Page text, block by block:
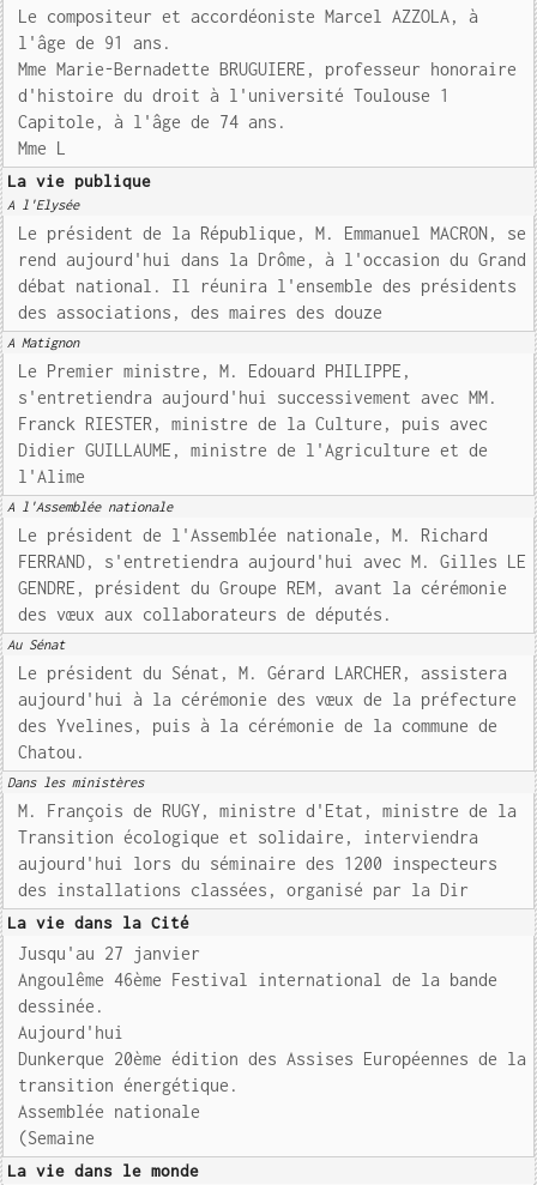
Le compositeur et accordéoniste Marcel AZZOLA, à
l'âge de 91 ans.
Mme Marie-Bernadette BRUGUIERE, professeur honoraire
d'histoire du droit à l'université Toulouse 1
Capitole, à l'âge de 74 ans.
Mme L
La vie publique
A l'Elysée
Le président de la République, M. Emmanuel MACRON, se
rend aujourd'hui dans la Drôme, à l'occasion du Grand
débat national. Il réunira l'ensemble des présidents
des associations, des maires des douze
A Matignon
Le Premier ministre, M. Edouard PHILIPPE,
s'entretiendra aujourd'hui successivement avec MM.
Franck RIESTER, ministre de la Culture, puis avec
Didier GUILLAUME, ministre de l'Agriculture et de
l'Alime
A l'Assemblée nationale
Le président de l'Assemblée nationale, M. Richard
FERRAND, s'entretiendra aujourd'hui avec M. Gilles LE
GENDRE, président du Groupe REM, avant la cérémonie
des vœux aux collaborateurs de députés.
Au Sénat
Le président du Sénat, M. Gérard LARCHER, assistera
aujourd'hui à la cérémonie des vœux de la préfecture
des Yvelines, puis à la cérémonie de la commune de
Chatou.
Dans les ministères
M. François de RUGY, ministre d'Etat, ministre de la
Transition écologique et solidaire, interviendra
aujourd'hui lors du séminaire des 1200 inspecteurs
des installations classées, organisé par la Dir
La vie dans la Cité
Jusqu'au 27 janvier
Angoulême 46ème Festival international de la bande
dessinée.
Aujourd'hui
Dunkerque 20ème édition des Assises Européennes de la
transition énergétique.
Assemblée nationale
(Semaine
La vie dans le monde